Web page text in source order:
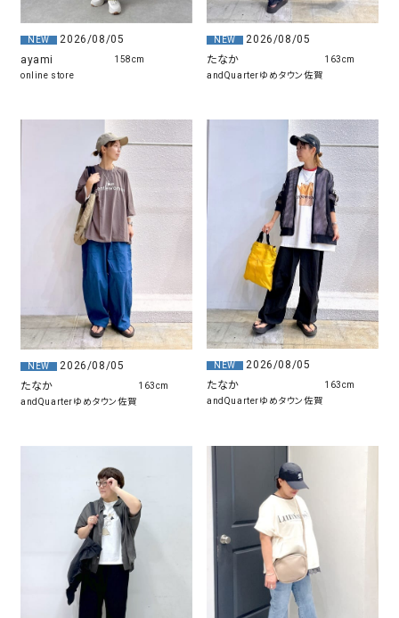
NEW
2026/08/05
ayami
online store
158cm
NEW
2026/08/05
たなか
andQuarterゆめタウン佐賀
163cm
NEW
2026/08/05
たなか
andQuarterゆめタウン佐賀
163cm
NEW
2026/08/05
たなか
andQuarterゆめタウン佐賀
163cm